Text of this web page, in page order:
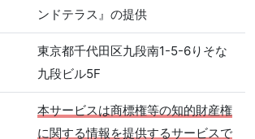
ンドテラス』の提供
東京都千代田区九段南1-5-6りそな
九段ビル5F
本サービスは商標権等の知的財産権
に関する情報を提供するサービスで